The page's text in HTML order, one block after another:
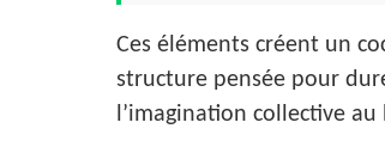
Ces éléments créent un
structure pensée pour
l’imagination collective